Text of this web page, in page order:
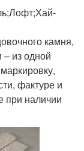
камня,
– из одной
фактуре и
при наличии